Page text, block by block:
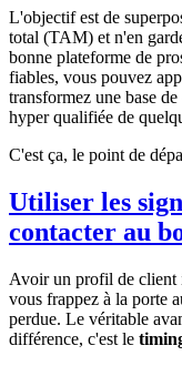
L'objectif est de
total (TAM) et n'en
bonne plateforme de
fiables, vous pouvez
transformez une base
hyper qualifiée de
C'est ça, le point de
Utiliser les
contacter au
Avoir un profil de client
vous frappez à la porte
perdue. Le véritable
différence, c'est le